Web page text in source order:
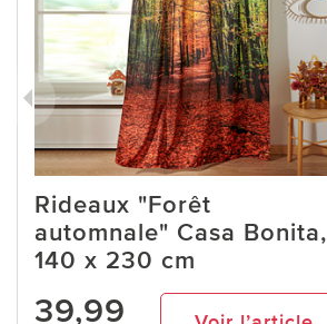
Rideaux "Forêt
automnale" Casa Bonita,
140 x 230 cm
39,99